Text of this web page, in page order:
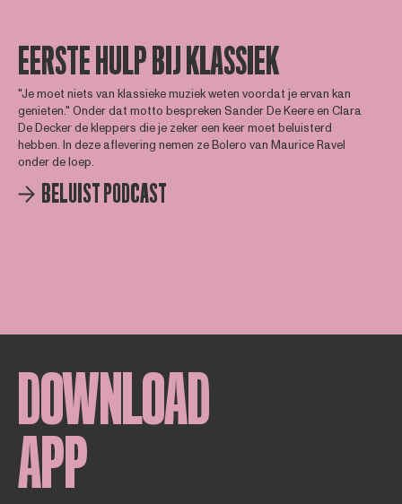
EERSTE HULP BIJ KLASSIEK
"Je moet niets van klassieke muziek weten voordat je ervan kan
genieten." Onder dat motto bespreken Sander De Keere en Clara
De Decker de kleppers die je zeker een keer moet beluisterd
hebben. In deze aflevering nemen ze Bolero van Maurice Ravel
onder de loep.
BELUIST PODCAST
DOWNLOAD
APP